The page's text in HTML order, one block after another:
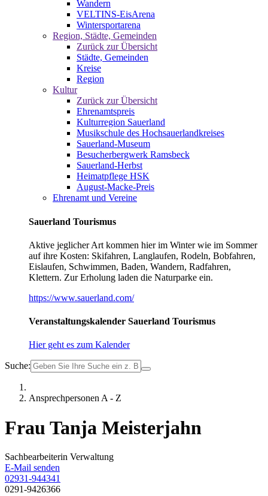
Wandern
VELTINS-EisArena
Wintersportarena
Region, Städte, Gemeinden
Zurück zur Übersicht
Städte, Gemeinden
Kreise
Region
Kultur
Zurück zur Übersicht
Ehrenamtspreis
Kulturregion Sauerland
Musikschule des Hochsauerlandkreises
Sauerland-Museum
Besucherbergwerk Ramsbeck
Sauerland-Herbst
Heimatpflege HSK
August-Macke-Preis
Ehrenamt und Vereine
Sauerland Tourismus
Aktive jeglicher Art kommen hier im Winter wie im Sommer
auf ihre Kosten: Skifahren, Langlaufen, Rodeln, Bobfahren,
Eislaufen, Schwimmen, Baden, Wandern, Radfahren,
Klettern. Zur Erholung laden die Naturparke ein.
https://www.sauerland.com/
Veranstaltungskalender Sauerland Tourismus
Hier geht es zum Kalender
Suche:
Ansprechpersonen A - Z
Frau Tanja Meisterjahn
Sachbearbeiterin Verwaltung
E-Mail senden
02931-944341
0291-9426366